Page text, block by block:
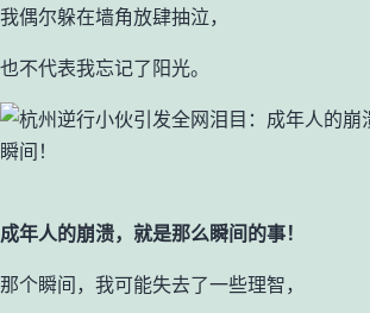
我偶尔躲在墙角放肆抽泣，
也不代表我忘记了阳光。
成年人的崩溃，就是那么瞬间的事！
那个瞬间，我可能失去了一些理智，